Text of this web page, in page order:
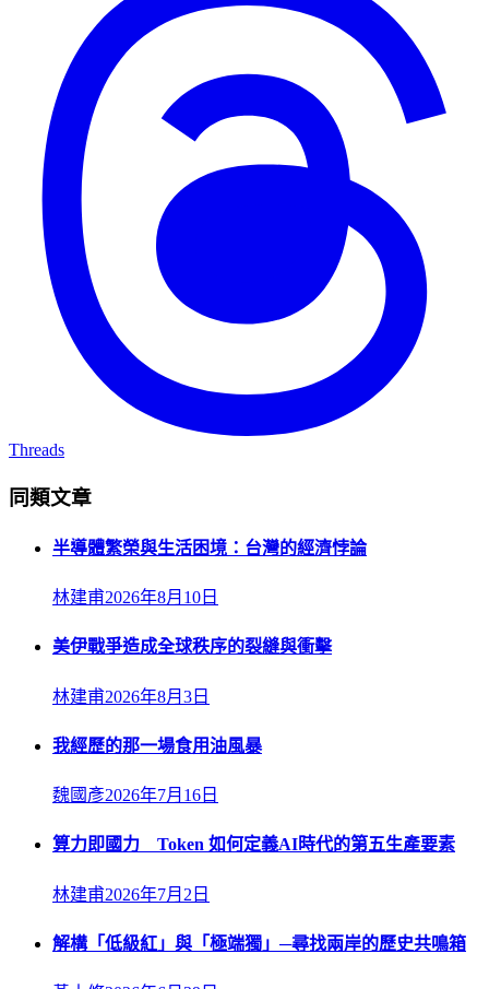
Threads
同類文章
半導體繁榮與生活困境：台灣的經濟悖論
林建甫2026年8月10日
美伊戰爭造成全球秩序的裂縫與衝擊
林建甫2026年8月3日
我經歷的那一場食用油風暴
魏國彥2026年7月16日
算力即國力 Token 如何定義AI時代的第五生產要素
林建甫2026年7月2日
解構「低級紅」與「極端獨」─尋找兩岸的歷史共鳴箱